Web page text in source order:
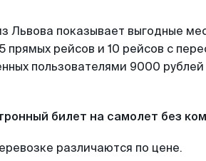
Львова показывает выгодные
рейсов и 10 рейсов с
пользователями 9000 рублей
билет на самолет без
различаются по цене.